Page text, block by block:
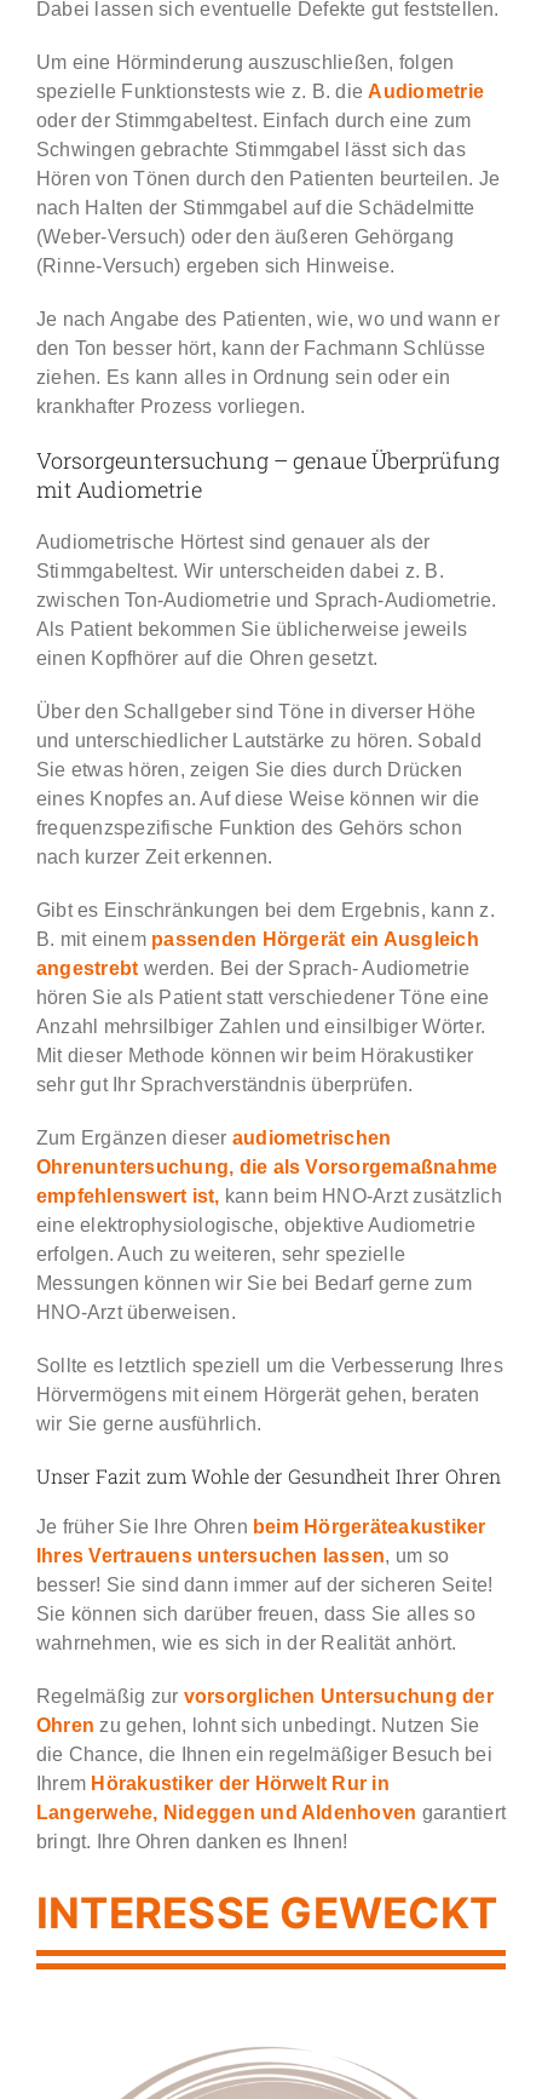
Dabei lassen sich eventuelle Defekte gut feststellen.
Um eine Hörminderung auszuschließen, folgen
spezielle Funktionstests wie z. B. dieAudiometrie
oder der Stimmgabeltest. Einfach durch eine zum
Schwingen gebrachte Stimmgabel lässt sich das
Hören von Tönen durch den Patienten beurteilen. Je
nach Halten der Stimmgabel auf die Schädelmitte
(Weber-Versuch) oder den äußeren Gehörgang
(Rinne-Versuch) ergeben sich Hinweise.
Je nach Angabe des Patienten, wie, wo und wann er
den Ton besser hört, kann der Fachmann Schlüsse
ziehen. Es kann alles in Ordnung sein oder ein
krankhafter Prozess vorliegen.
Vorsorgeuntersuchung – genaue Überprüfung
mit Audiometrie
Audiometrische Hörtest sind genauer als der
Stimmgabeltest. Wir unterscheiden dabei z. B.
zwischen Ton-Audiometrie und Sprach-Audiometrie.
Als Patient bekommen Sie üblicherweise jeweils
einen Kopfhörer auf die Ohren gesetzt.
Über den Schallgeber sind Töne in diverser Höhe
und unterschiedlicher Lautstärke zu hören. Sobald
Sie etwas hören, zeigen Sie dies durch Drücken
eines Knopfes an. Auf diese Weise können wir die
frequenzspezifische Funktion des Gehörs schon
nach kurzer Zeit erkennen.
Gibt es Einschränkungen bei dem Ergebnis, kann z.
B. mit einem passenden Hörgerät ein Ausgleich
angestrebt werden. Bei der Sprach- Audiometrie
hören Sie als Patient statt verschiedener Töne eine
Anzahl mehrsilbiger Zahlen und einsilbiger Wörter.
Mit dieser Methode können wir beim Hörakustiker
sehr gut Ihr Sprachverständnis überprüfen.
Zum Ergänzen dieser audiometrischen
Ohrenuntersuchung, die als Vorsorgemaßnahme
empfehlenswert ist, kann beim HNO-Arzt zusätzlich
eine elektrophysiologische, objektive Audiometrie
erfolgen. Auch zu weiteren, sehr spezielle
Messungen können wir Sie bei Bedarf gerne zum
HNO-Arzt überweisen.
Sollte es letztlich speziell um die Verbesserung Ihres
Hörvermögens mit einem Hörgerät gehen, beraten
wir Sie gerne ausführlich.
Unser Fazit zum Wohle der Gesundheit Ihrer Ohren
Je früher Sie Ihre Ohren beim Hörgeräteakustiker
Ihres Vertrauens untersuchen lassen, um so
besser! Sie sind dann immer auf der sicheren Seite!
Sie können sich darüber freuen, dass Sie alles so
wahrnehmen, wie es sich in der Realität anhört.
Regelmäßig zur vorsorglichen Untersuchung der
Ohren zu gehen, lohnt sich unbedingt. Nutzen Sie
die Chance, die Ihnen ein regelmäßiger Besuch bei
Ihrem Hörakustiker der Hörwelt Rur in
Langerwehe, Nideggen und Aldenhoven garantiert
bringt. Ihre Ohren danken es Ihnen!
INTERESSE GEWECKT